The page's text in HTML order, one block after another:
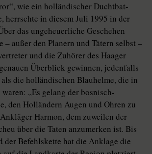
wie ein holländischer Duchtbat-
herrschte in diesem Juli 1995 in der
das ungeheuerliche Geschehen
– außer den Planern und Tätern selbst –
und die Zuhörer des Haager
Überblick gewinnen, jedenfalls
die holländischen Blauhelme, die in
„Es gelang der bosnisch-
den Holländern Augen und Ohren zu
Harmon, dem zuweilen der
über die Taten anzumerken ist. Bis
der Befehlskette hat die Anklage die